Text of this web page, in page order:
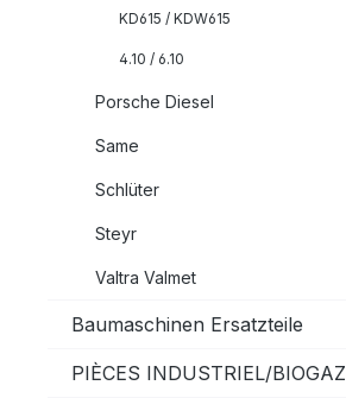
KD615 / KDW615
4.10 / 6.10
Porsche Diesel
Same
Schlüter
Steyr
Valtra Valmet
Baumaschinen Ersatzteile
PIÈCES INDUSTRIEL/BIOGAZ